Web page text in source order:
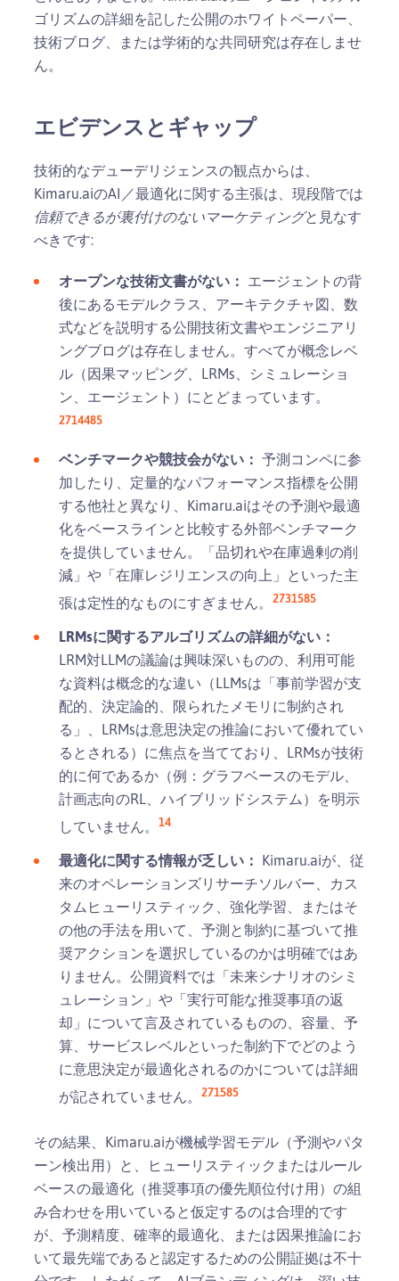
ゴリズムの詳細を記した公開のホワイトペーパー、
技術ブログ、または学術的な共同研究は存在しませ
ん。
エビデンスとギャップ
技術的なデューデリジェンスの観点からは、
Kimaru.aiのAI／最適化に関する主張は、現段階では
信頼できるが裏付けのないマーケティングと見なす
べきです:
オープンな技術文書がない： エージェントの背
後にあるモデルクラス、アーキテクチャ図、数
式などを説明する公開技術文書やエンジニアリ
ングブログは存在しません。すべてが概念レベ
ル（因果マッピング、LRMs、シミュレーショ
ン、エージェント）にとどまっています。
2714485
ベンチマークや競技会がない： 予測コンペに参
加したり、定量的なパフォーマンス指標を公開
する他社と異なり、Kimaru.aiはその予測や最適
化をベースラインと比較する外部ベンチマーク
を提供していません。「品切れや在庫過剰の削
減」や「在庫レジリエンスの向上」といった主
張は定性的なものにすぎません。 2731585
LRMsに関するアルゴリズムの詳細がない：
LRM対LLMの議論は興味深いものの、利用可能
な資料は概念的な違い（LLMsは「事前学習が支
配的、決定論的、限られたメモリに制約され
る」、LRMsは意思決定の推論において優れてい
るとされる）に焦点を当てており、LRMsが技術
的に何であるか（例：グラフベースのモデル、
計画志向のRL、ハイブリッドシステム）を明示
していません。 14
最適化に関する情報が乏しい： Kimaru.aiが、従
来のオペレーションズリサーチソルバー、カス
タムヒューリスティック、強化学習、またはそ
の他の手法を用いて、予測と制約に基づいて推
奨アクションを選択しているのかは明確ではあ
りません。公開資料では「未来シナリオのシミ
ュレーション」や「実行可能な推奨事項の返
却」について言及されているものの、容量、予
算、サービスレベルといった制約下でどのよう
に意思決定が最適化されるのかについては詳細
が記されていません。 271585
その結果、Kimaru.aiが機械学習モデル（予測やパタ
ーン検出用）と、ヒューリスティックまたはルール
ベースの最適化（推奨事項の優先順位付け用）の組
み合わせを用いていると仮定するのは合理的です
が、予測精度、確率的最適化、または因果推論にお
いて最先端であると認定するための公開証拠は不十